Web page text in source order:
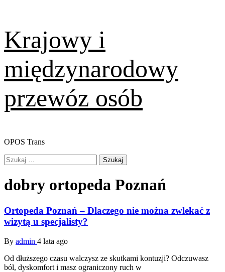
content
Krajowy i
międzynarodowy
przewóz osób
OPOS Trans
Primary
Menu
Szukaj:
dobry ortopeda Poznań
Ortopeda Poznań – Dlaczego nie można zwlekać z
wizytą u specjalisty?
By admin 4 lata ago
Od dłuższego czasu walczysz ze skutkami kontuzji? Odczuwasz
ból, dyskomfort i masz ograniczony ruch w